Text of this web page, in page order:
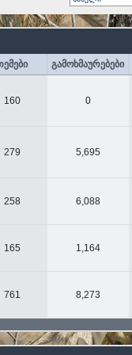
გამოხმაურებები
160 0
279 5,695
258 6,088
165 1,164
761 8,273